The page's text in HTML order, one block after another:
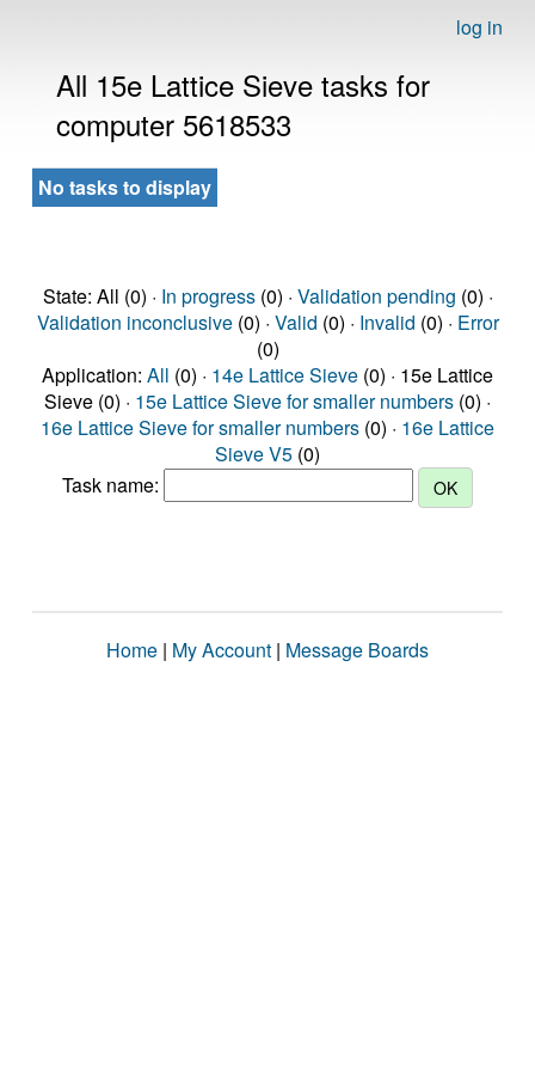
log in
All 15e Lattice Sieve tasks for
computer 5618533
No tasks to display
State: All (0) · In progress(0) · Validation pending (0) ·
Validation inconclusive(0) · Valid (0) · Invalid (0) · Error
(0)
Application: All (0) · 14e Lattice Sieve (0) · 15e Lattice
Sieve (0) · 15e Lattice Sieve for smaller numbers (0) ·
16e Lattice Sieve for smaller numbers (0) · 16e Lattice
Sieve V5 (0)
Task name:
Home | My Account | Message Boards